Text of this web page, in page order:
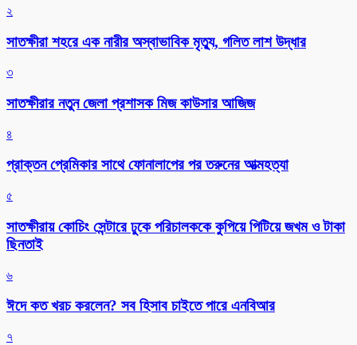
২
সাতক্ষীরা শহরে এক নারীর অস্বাভাবিক মৃত্যু, গলিত লাশ উদ্ধার
৩
সাতক্ষীরার নতুন জেলা প্রশাসক মিজ কাউসার আজিজ
৪
প্রাক্তন প্রেমিকার সাথে ফোনালাপের পর তরুনের আত্মহত্যা
৫
সাতক্ষীরায় কোচিং সেন্টারে ঢুকে পরিচালককে কুপিয়ে পিটিয়ে জখম ও টাকা
ছিনতাই
৬
ঈদে কত খরচ করলেন? সব হিসাব চাইতে পারে এনবিআর
৭